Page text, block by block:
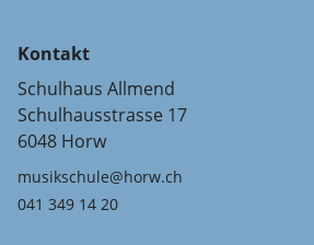
Kontakt
Schulhaus Allmend
Schulhausstrasse 17
6048 Horw
musikschule@horw.ch
041 349 14 20